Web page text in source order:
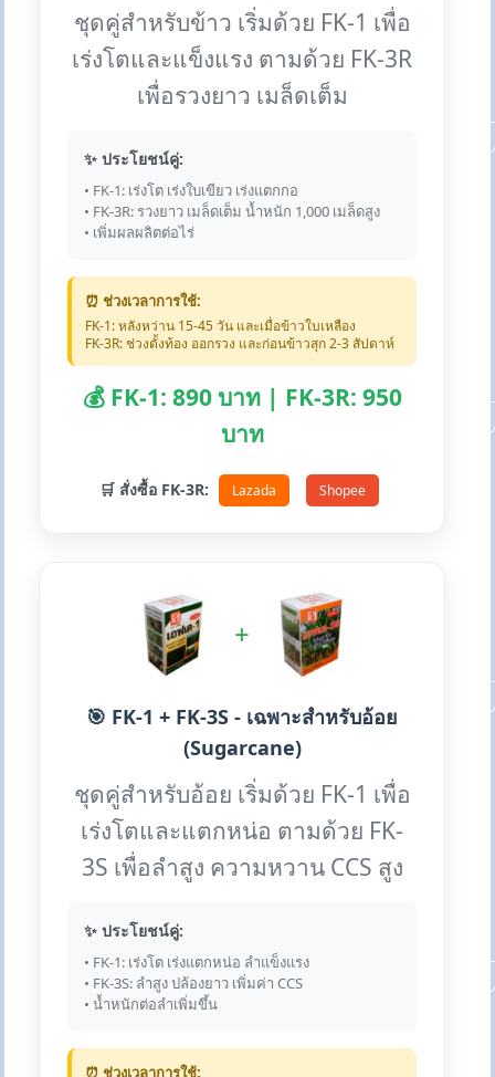
ชุดคู่สำหรับข้าว เริ่มด้วย FK-1 เพื่อ
เร่งโตและแข็งแรง ตามด้วย FK-3R
เพื่อรวงยาว เมล็ดเต็ม
✨ ประโยชน์คู่:
• FK-1: เร่งโต เร่งใบเขียว เร่งแตกกอ
• FK-3R: รวงยาว เมล็ดเต็ม น้ำหนัก 1,000 เมล็ดสูง
• เพิ่มผลผลิตต่อไร่
⏰ ช่วงเวลาการใช้:
FK-1: หลังหว่าน 15-45 วัน และเมื่อข้าวใบเหลือง
FK-3R: ช่วงตั้งท้อง ออกรวง และก่อนข้าวสุก 2-3 สัปดาห์
💰 FK-1: 890 บาท | FK-3R: 950
บาท
🛒 สั่งซื้อ FK-3R: Lazada Shopee
+
🎯 FK-1 + FK-3S - เฉพาะสำหรับอ้อย
(Sugarcane)
ชุดคู่สำหรับอ้อย เริ่มด้วย FK-1 เพื่อ
เร่งโตและแตกหน่อ ตามด้วย FK-
3S เพื่อลำสูง ความหวาน CCS สูง
✨ ประโยชน์คู่:
• FK-1: เร่งโต เร่งแตกหน่อ ลำแข็งแรง
• FK-3S: ลำสูง ปล้องยาว เพิ่มค่า CCS
• น้ำหนักต่อลำเพิ่มขึ้น
⏰ ช่วงเวลาการใช้: